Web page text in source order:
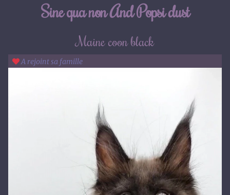
Sine qua non And Popsi dust
Maine coon black
A rejoint sa famille